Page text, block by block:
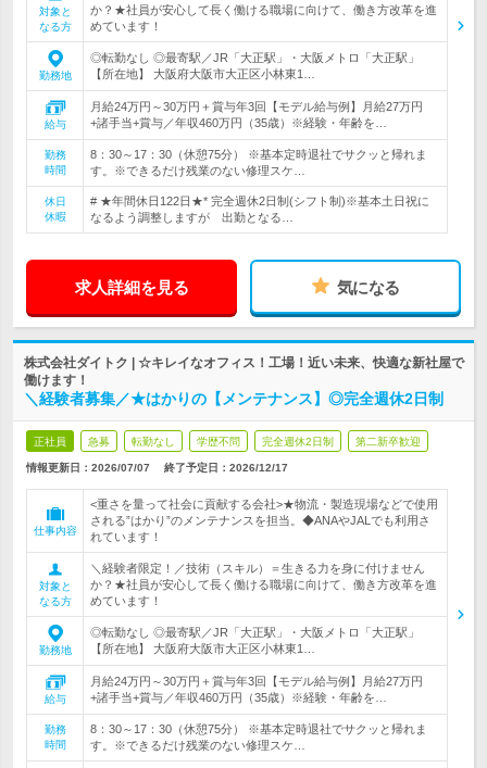
対象と
なる方
か？★社員が安心して長く働ける職場に向けて、働き方改革を進
めています！
勤務地
◎転勤なし ◎最寄駅／JR「大正駅」・大阪メトロ「大正駅」
【所在地】 大阪府大阪市大正区小林東1…
給与
月給24万円～30万円＋賞与年3回【モデル給与例】月給27万円
+諸手当+賞与／年収460万円（35歳）※経験・年齢を…
勤務
時間
8：30～17：30（休憩75分） ※基本定時退社でサクッと帰れま
す。※できるだけ残業のない修理スケ…
休日
休暇
# ★年間休日122日★* 完全週休2日制(シフト制)※基本土日祝に
なるよう調整しますが 出勤となる…
求人詳細を見る 気になる
株式会社ダイトク | ☆キレイなオフィス！工場！近い未来、快適な新社屋で
働けます！
＼経験者募集／★はかりの【メンテナンス】◎完全週休2日制
正社員 急募 転勤なし 学歴不問 完全週休2日制 第二新卒歓迎
情報更新日：2026/07/07 終了予定日： 2026/12/17
仕事内容
<重さを量って社会に貢献する会社>★物流・製造現場などで使用
される”はかり”のメンテナンスを担当。◆ANAやJALでも利用さ
れています！
対象と
なる方
＼経験者限定！／技術（スキル）＝生きる力を身に付けません
か？★社員が安心して長く働ける職場に向けて、働き方改革を進
めています！
勤務地
◎転勤なし ◎最寄駅／JR「大正駅」・大阪メトロ「大正駅」
【所在地】 大阪府大阪市大正区小林東1…
給与
月給24万円～30万円＋賞与年3回【モデル給与例】月給27万円
+諸手当+賞与／年収460万円（35歳）※経験・年齢を…
勤務
時間
8：30～17：30（休憩75分） ※基本定時退社でサクッと帰れま
す。※できるだけ残業のない修理スケ…